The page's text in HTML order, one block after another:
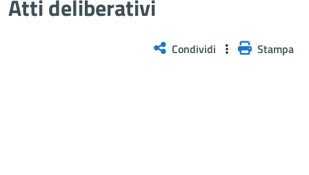
Atti deliberativi
Condividi Stampa